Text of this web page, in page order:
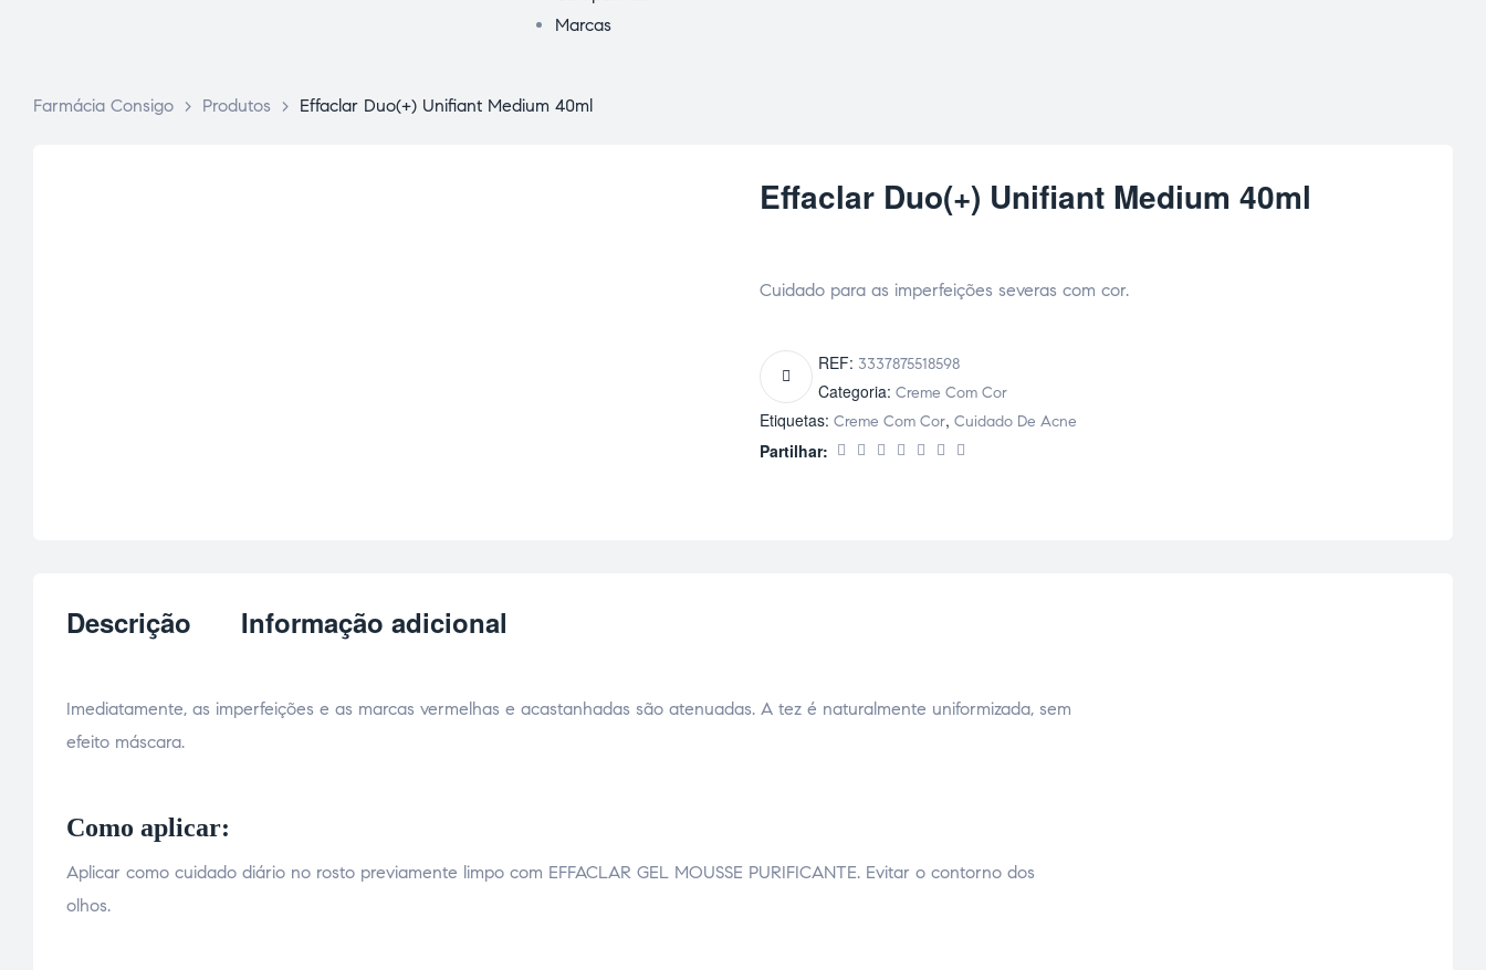
Marcas
Farmácia Consigo > Produtos > Effaclar Duo(+) Unifiant Medium 40ml
Effaclar Duo(+) Unifiant Medium 40ml
Cuidado para as imperfeições severas com cor.
REF: 3337875518598
Categoria: Creme Com Cor
Etiquetas: Creme Com Cor, Cuidado De Acne
Partilhar:
Descrição Informação adicional
Imediatamente, as imperfeições e as marcas vermelhas e acastanhadas são atenuadas. A tez é naturalmente uniformizada, sem
efeito máscara.
Como aplicar:
Aplicar como cuidado diário no rosto previamente limpo com EFFACLAR GEL MOUSSE PURIFICANTE. Evitar o contorno dos
olhos.